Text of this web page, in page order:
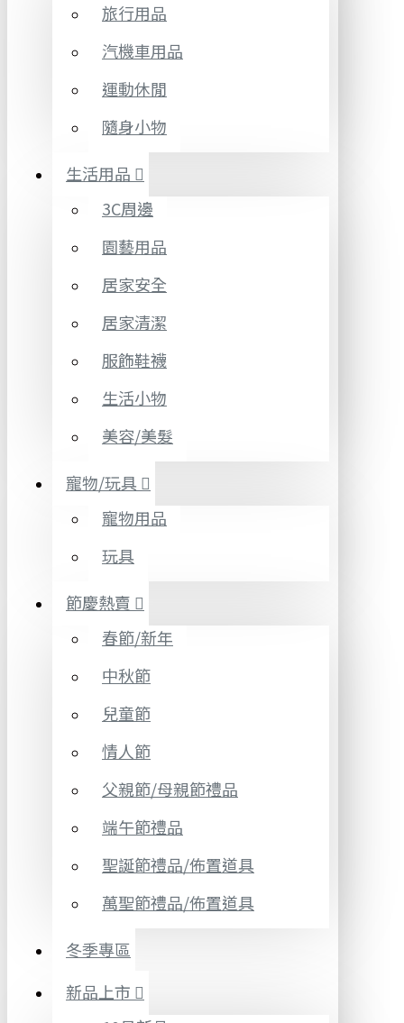
旅行用品
汽機車用品
運動休閒
隨身小物
生活用品
3C周邊
園藝用品
居家安全
居家清潔
服飾鞋襪
生活小物
美容/美髮
寵物/玩具
寵物用品
玩具
節慶熱賣
春節/新年
中秋節
兒童節
情人節
父親節/母親節禮品
端午節禮品
聖誕節禮品/佈置道具
萬聖節禮品/佈置道具
冬季專區
新品上市